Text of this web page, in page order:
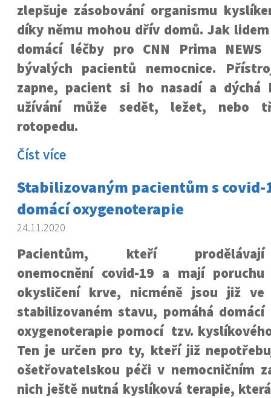
zlepšuje zásobování organismu
díky němu mohou dřív domů. Jak
domácí léčby pro CNN Prima
bývalých pacientů nemocnice.
zapne, pacient si ho nasadí a
užívání může sedět, ležet, nebo
rotopedu.
Číst více
Stabilizovaným pacientům s covid-
domácí oxygenoterapie
24.11.2020
Pacientům, kteří prodělávají
onemocnění covid-19 a mají poruchu
okysličení krve, nicméně jsou již ve
stabilizovaném stavu, pomáhá domácí
oxygenoterapie pomocí tzv.
Ten je určen pro ty, kteří již
ošetřovatelskou péči v nemocničním
nich ještě nutná kyslíková terapie,